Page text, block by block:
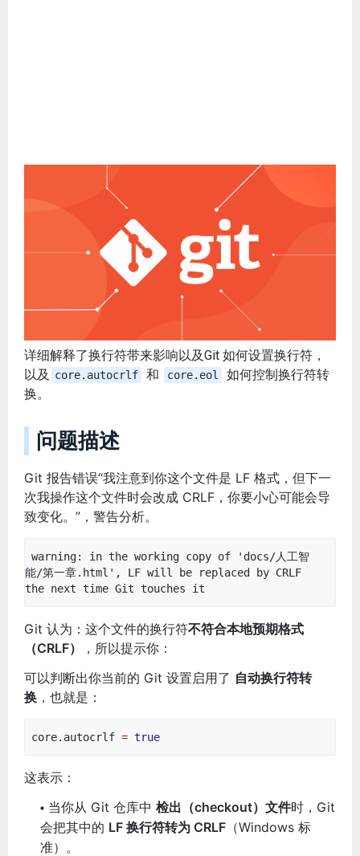
详细解释了换行符带来影响以及Git 如何设置换行符，
以及
core.autocrlf 和 core.eol
如何控制换行符转
换。
问题描述
Git 报告错误“我注意到你这个文件是 LF 格式，但下一
次我操作这个文件时会改成 CRLF，你要小心可能会导
致变化。”，警告分析。
warning: in the working copy of 'docs/人工智
能/第一章.html', LF will be replaced by CRLF
the next time Git touches it
Git 认为：这个文件的换行符不符合本地预期格式
（CRLF）
，所以提示你：
可以判断出你当前的 Git 设置启用了 自动换行符转
换 ，也就是：
core.autocrlf = true
这表示：
当你从 Git 仓库中 检出（checkout）文件时，Git
会把其中的 LF 换行符转为 CRLF （Windows 标
准）。